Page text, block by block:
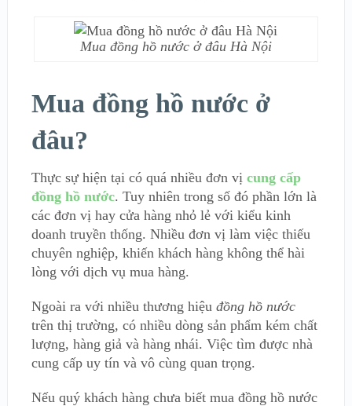
Mua đồng hồ nước ở đâu Hà Nội
Mua đồng hồ nước ở
đâu?
Thực sự hiện tại có quá nhiều đơn vị cung cấp
đồng hồ nước. Tuy nhiên trong số đó phần lớn là
các đơn vị hay cửa hàng nhỏ lẻ với kiểu kinh
doanh truyền thống. Nhiều đơn vị làm việc thiếu
chuyên nghiệp, khiến khách hàng không thể hài
lòng với dịch vụ mua hàng.
Ngoài ra với nhiều thương hiệu đồng hồ nước
trên thị trường, có nhiều dòng sản phẩm kém chất
lượng, hàng giả và hàng nhái. Việc tìm được nhà
cung cấp uy tín và vô cùng quan trọng.
Nếu quý khách hàng chưa biết mua đồng hồ nước